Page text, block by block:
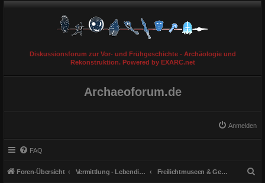
Diskussionsforum zur Vor- und Frühgeschichte - Archäologie und
Rekonstruktion. Powered by EXARC.net
Archaeoforum.de
Anmelden
FAQ
Foren-Übersicht Vermittlung - Lebendige Geschichte Freilichtmuseen & Gebäuderekonstruktionen